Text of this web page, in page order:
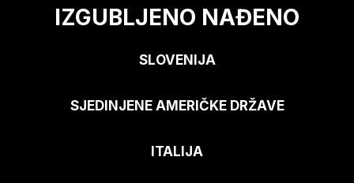
IZGUBLJENO NAĐENO
SLOVENIJA
SJEDINJENE AMERIČKE DRŽAVE
ITALIJA